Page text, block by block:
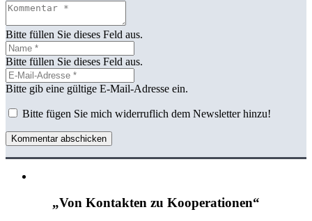
Bitte füllen Sie dieses Feld aus.
Bitte füllen Sie dieses Feld aus.
Bitte gib eine gültige E-Mail-Adresse ein.
Bitte fügen Sie mich widerruflich dem Newsletter hinzu!
Kommentar abschicken
„Von Kontakten zu Kooperationen“